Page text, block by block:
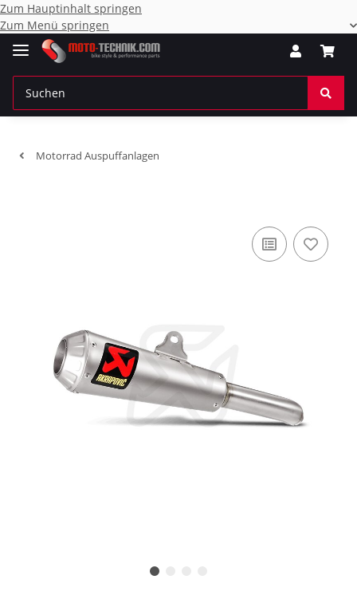
Zum Hauptinhalt springen
Zum Menü springen
Motorrad Auspuffanlagen